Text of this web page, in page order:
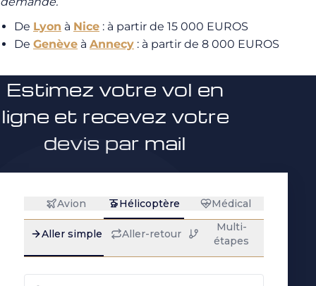
De Lyon à Nice : à partir de 15 000 EUROS
De Genève à Annecy : à partir de 8 000 EUROS
Estimez votre vol en
ligne et recevez votre
devis par mail